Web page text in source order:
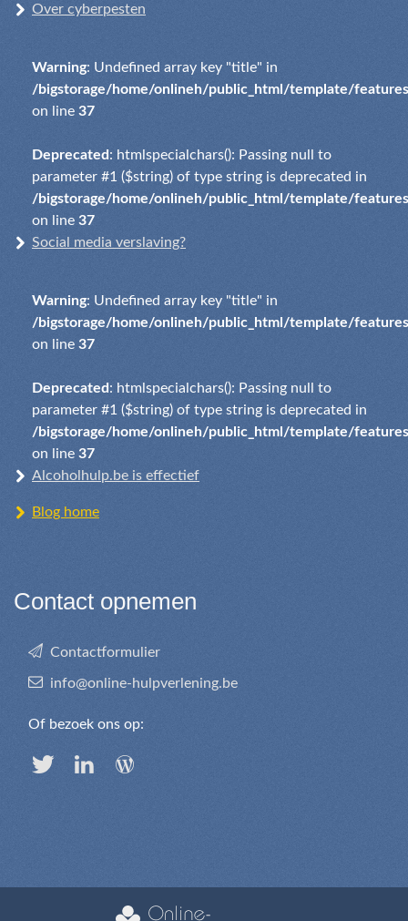
Over cyberpesten
Warning: Undefined array key "title" in
/bigstorage/home/onlineh/public_html/template/
on line 37
Deprecated : htmlspecialchars(): Passing null to
parameter #1 ($string) of type string is deprecated in
/bigstorage/home/onlineh/public_html/template/
on line 37
Social media verslaving?
Warning: Undefined array key "title" in
/bigstorage/home/onlineh/public_html/template/
on line 37
Deprecated : htmlspecialchars(): Passing null to
parameter #1 ($string) of type string is deprecated in
/bigstorage/home/onlineh/public_html/template/
on line 37
Alcoholhulp.be is effectief
Blog home
Contact opnemen
Contactformulier
info@online-hulpverlening.be
Of bezoek ons op: